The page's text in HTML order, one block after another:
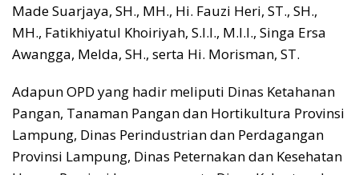
Made Suarjaya, SH., MH., Hi. Fauzi Heri, ST., SH.,
MH., Fatikhiyatul Khoiriyah, S.I.I., M.I.I., Singa Ersa
Awangga, Melda, SH., serta Hi. Morisman, ST.
Adapun OPD yang hadir meliputi Dinas Ketahanan
Pangan, Tanaman Pangan dan Hortikultura Provinsi
Lampung, Dinas Perindustrian dan Perdagangan
Provinsi Lampung, Dinas Peternakan dan Kesehatan